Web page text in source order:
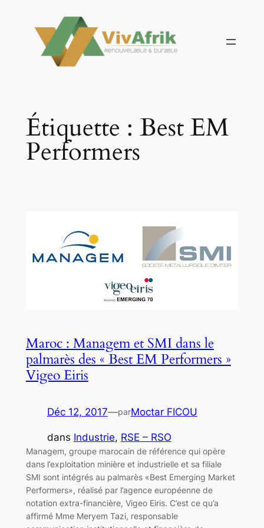
contenu
Étiquette : Best EM
Performers
Maroc : Managem et SMI dans le
palmarès des « Best EM Performers »
Vigeo Eiris
Déc 12, 2017—parMoctar FICOU
dans Industrie, RSE – RSO
Managem, groupe marocain de référence qui opère
dans l’exploitation minière et industrielle et sa filiale
SMI sont intégrés au palmarès «Best Emerging Market
Performers», réalisé par l’agence européenne de
notation extra-financière, Vigeo Eiris. C’est ce qu’a
affirmé Mme Meryem Tazi, responsable